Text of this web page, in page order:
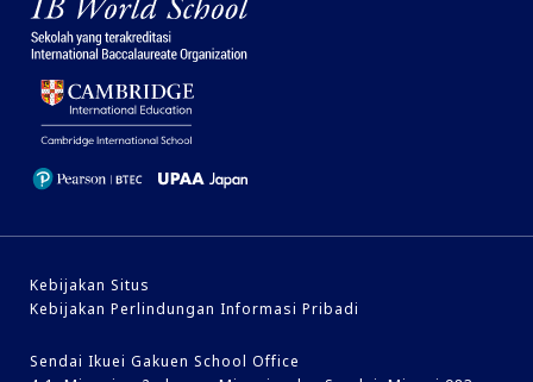
Kebijakan Situs
Kebijakan Perlindungan Informasi Pribadi
Sendai Ikuei Gakuen School Office